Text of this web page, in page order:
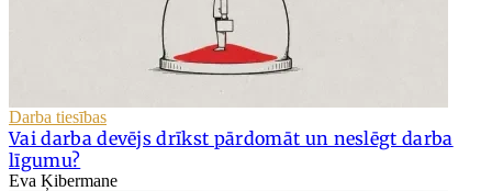
Darba tiesības
Vai darba devējs drīkst pārdomāt un neslēgt darba
līgumu?
Eva Ķibermane